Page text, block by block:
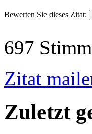
Bewerten Sie dieses Zitat:
697
Zitat
Zuletzt